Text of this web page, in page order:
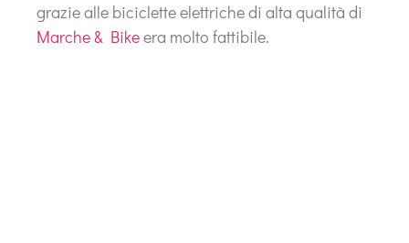
grazie alle biciclette elettriche di alta qualità di
Marche & Bikeera molto fattibile.